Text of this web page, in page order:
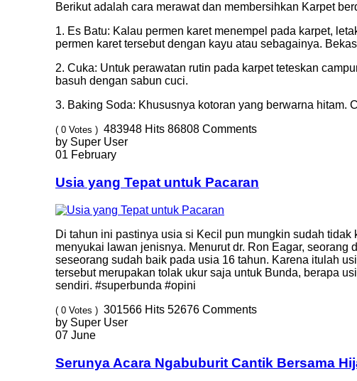
Berikut adalah cara merawat dan membersihkan Karpet
1. Es Batu: Kalau permen karet menempel pada karpet,
permen karet tersebut dengan kayu atau sebagainya.
2. Cuka: Untuk perawatan rutin pada karpet teteskan
basuh dengan sabun cuci.
3. Baking Soda: Khususnya kotoran yang berwarna hitam.
( 0 Votes ) 483948 Hits 86808 Comments
by Super User
01 February
Usia yang Tepat untuk Pacaran
Di tahun ini pastinya usia si Kecil pun mungkin sudah
menyukai lawan jenisnya. Menurut dr. Ron Eagar,
seseorang sudah baik pada usia 16 tahun. Karena itulah
tersebut merupakan tolak ukur saja untuk Bunda, berapa
sendiri. #superbunda #opini
( 0 Votes ) 301566 Hits 52676 Comments
by Super User
07 June
Serunya Acara Ngabuburit Cantik Bersama